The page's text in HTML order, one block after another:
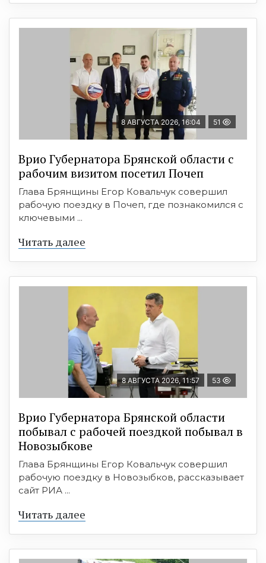
8 АВГУСТА 2026, 16:04 51
Врио Губернатора Брянской области с
рабочим визитом посетил Почеп
Глава Брянщины Егор Ковальчук совершил
рабочую поездку в Почеп, где познакомился с
ключевыми ...
Читать далее
8 АВГУСТА 2026, 11:57 53
Врио Губернатора Брянской области
побывал с рабочей поездкой побывал в
Новозыбкове
Глава Брянщины Егор Ковальчук совершил
рабочую поездку в Новозыбков, рассказывает
сайт РИА ...
Читать далее